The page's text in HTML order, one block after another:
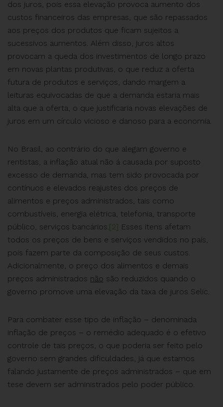
dos juros, pois essa elevação provoca aumento dos
custos financeiros das empresas, que são repassados
aos preços dos produtos que ficam sujeitos a
sucessivos aumentos. Além disso, juros altos
provocam a queda dos investimentos de longo prazo
em novas plantas produtivas, o que reduz a oferta
futura de produtos e serviços, dando margem a
leituras equivocadas de que a demanda estaria mais
alta que a oferta, o que justificaria novas elevações de
juros em um círculo vicioso e danoso para a economia.
No Brasil, ao contrário do que alegam governo e
rentistas, a inflação atual não á causada por suposto
excesso de demanda, mas tem sido provocada por
contínuos e elevados reajustes dos preços de
alimentos e preços administrados, tais como
combustíveis, energia elétrica, telefonia, transporte
público, serviços bancários.[2] Esses itens afetam
todos os preços de bens e serviços vendidos no país,
pois fazem parte da composição de seus custos.
Adicionalmente, o preço dos alimentos e demais
preços administrados não são reduzidos quando o
governo promove uma elevação da taxa de juros Selic.
Para combater esse tipo de inflação – denominada
inflação de preços – o remédio adequado é o efetivo
controle de tais preços, o que poderia ser feito pelo
governo sem grandes dificuldades, já que estamos
falando justamente de preços administrados – que em
tese devem ser administrados pelo poder público.